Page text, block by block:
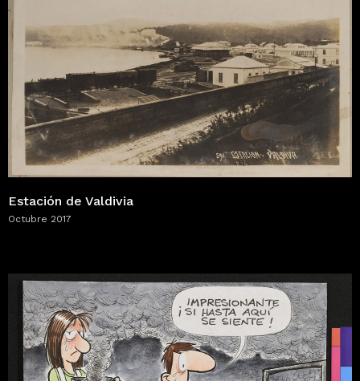
Estación de Valdivia
Octubre 2017